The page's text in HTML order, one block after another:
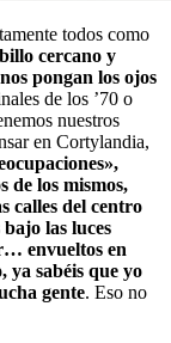
todos como
cercano y
pongan los ojos
de los ’70 o
nuestros
en Cortylandia,
de los mismos,
calles del centro
las luces
envueltos en
ya sabéis que yo
gente. Eso no